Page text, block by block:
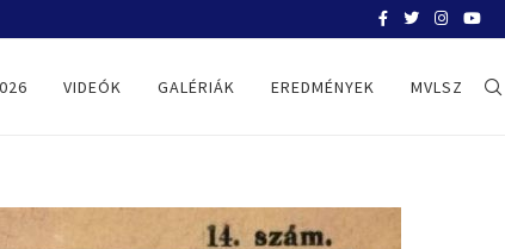
VIDEÓK GALÉRIÁK EREDMÉNYEK MVLSZ